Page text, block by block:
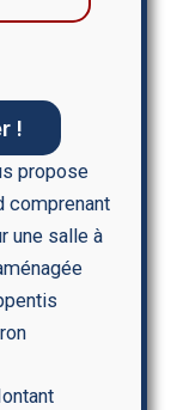
!
propose
comprenant
une salle à